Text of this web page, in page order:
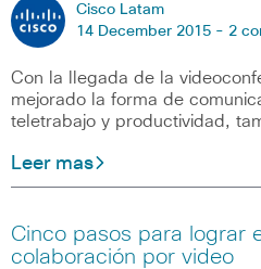
Cisco Latam
14 December 2015 - 2
Con la llegada de la
mejorado la forma de
teletrabajo y productividad,
Leer mas
Cinco pasos para lograr
colaboración por video